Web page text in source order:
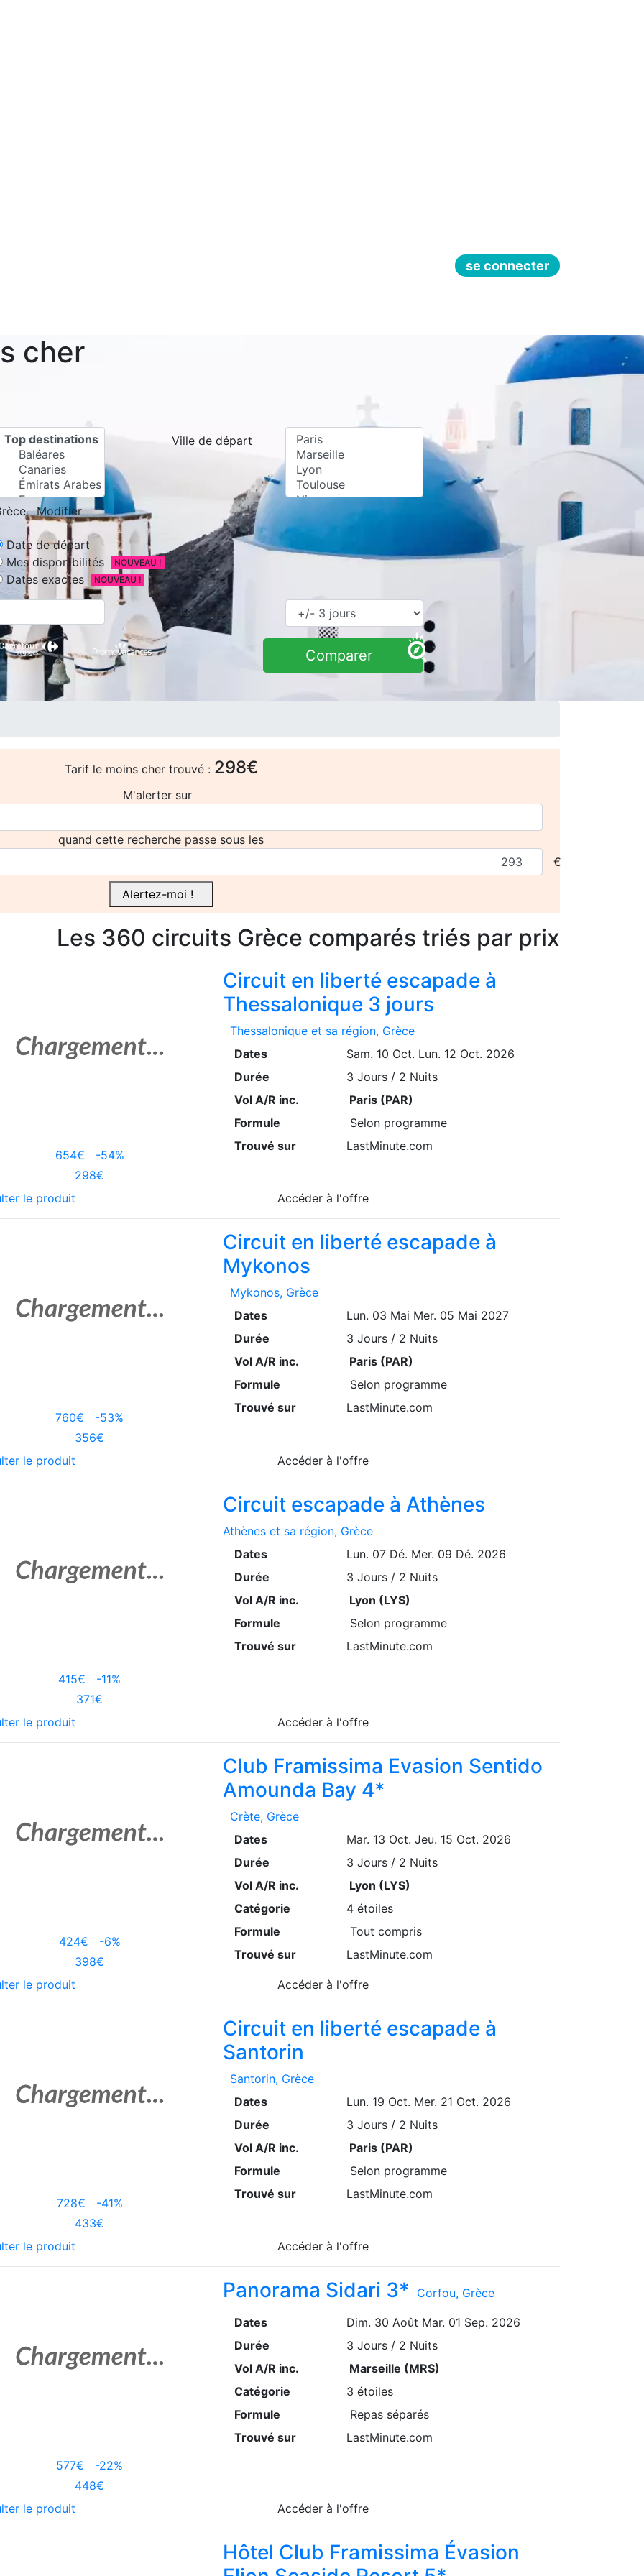
se connecter
cher
Modifier
Ville de départ
Date de départ
Mes disponibilités
NOUVEAU !
Dates exactes NOUVEAU !
Flexibilité
Comparer
Tarif le moins cher trouvé : 298€
M'alerter sur
quand cette recherche passe sous les
€
Alertez-moi !
Les 360 circuits Grèce comparés triés par prix
654€ -54%
298€
Circuit en liberté escapade à
Thessalonique 3 jours
Thessalonique et sa région, Grèce
Dates
Sam. 10 Oct. Lun. 12 Oct. 2026
Durée
3 Jours / 2 Nuits
Vol A/R inc.
Paris (PAR)
Formule
Selon programme
Trouvé sur
LastMinute.com
le produit Accéder à l'offre
760€ -53%
356€
Circuit en liberté escapade à
Mykonos
Mykonos, Grèce
Dates
Lun. 03 Mai Mer. 05 Mai 2027
Durée
3 Jours / 2 Nuits
Vol A/R inc.
Paris (PAR)
Formule
Selon programme
Trouvé sur
LastMinute.com
le produit Accéder à l'offre
415€ -11%
371€
Circuit escapade à Athènes
Athènes et sa région, Grèce
Dates
Lun. 07 Dé. Mer. 09 Dé. 2026
Durée
3 Jours / 2 Nuits
Vol A/R inc.
Lyon (LYS)
Formule
Selon programme
Trouvé sur
LastMinute.com
le produit Accéder à l'offre
424€ -6%
398€
Club Framissima Evasion Sentido
Amounda Bay 4*
Crète, Grèce
Dates
Mar. 13 Oct. Jeu. 15 Oct. 2026
Durée
3 Jours / 2 Nuits
Vol A/R inc.
Lyon (LYS)
Catégorie
4 étoiles
Formule
Tout compris
Trouvé sur
LastMinute.com
le produit Accéder à l'offre
728€ -41%
433€
Circuit en liberté escapade à
Santorin
Santorin, Grèce
Dates
Lun. 19 Oct. Mer. 21 Oct. 2026
Durée
3 Jours / 2 Nuits
Vol A/R inc.
Paris (PAR)
Formule
Selon programme
Trouvé sur
LastMinute.com
le produit Accéder à l'offre
577€ -22%
448€
Panorama Sidari 3* Corfou, Grèce
Dates Dim. 30 Août Mar. 01 Sep. 2026
Durée
3 Jours / 2 Nuits
Vol A/R inc.
Marseille (MRS)
Catégorie
3 étoiles
Formule
Repas séparés
Trouvé sur
LastMinute.com
le produit Accéder à l'offre
Hôtel Club Framissima Évasion